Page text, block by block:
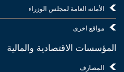
الأمانه العامة لمجلس الوزراء
مواقع اخرى
المؤسسات الاقتصادية والمالية
المصارف